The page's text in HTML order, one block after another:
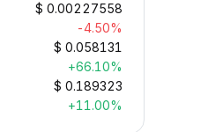
$ 0.00227558
-4.50%
$ 0.058131
+66.10%
$ 0.189323
+11.00%